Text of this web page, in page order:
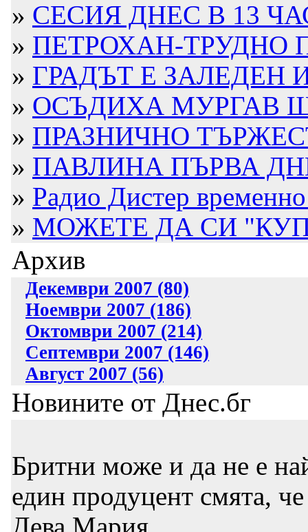
» СЕСИЯ ДНЕС В 13
» ПЕТРОХАН-ТРУДНО
» ГРАДЪТ Е ЗАЛЕДЕН
» ОСЪДИХА МУРГАВ
» ПРАЗНИЧНО
» ПАВЛИНА ПЪРВА
» Радио Дистер временно
» МОЖЕТЕ ДА СИ
Архив
Декември 2007 (80)
Ноември 2007 (186)
Октомври 2007 (214)
Септември 2007 (146)
Август 2007 (56)
Новините от Днес.бг
Бритни може и да не е
един продуцент смята,